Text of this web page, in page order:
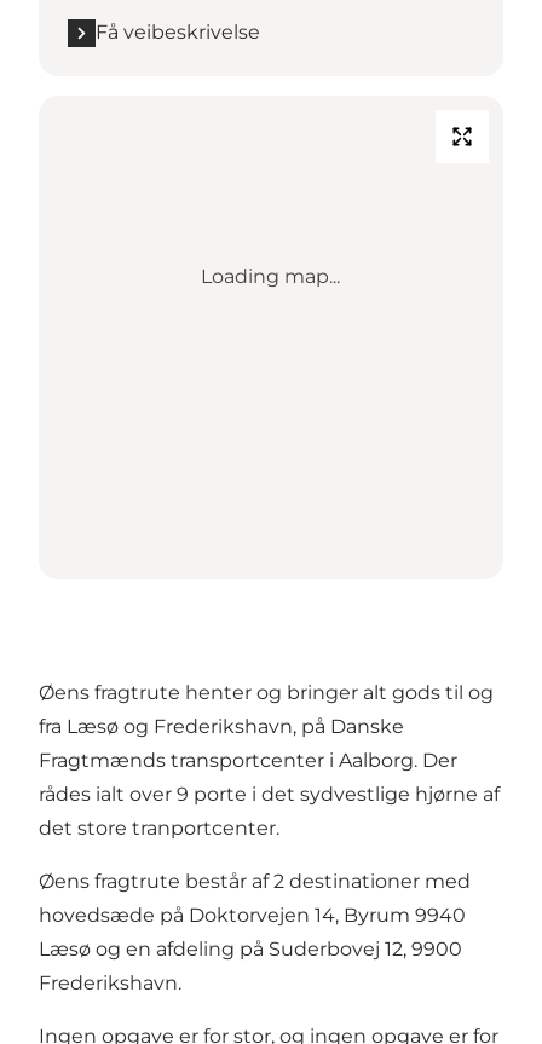
Få veibeskrivelse
Loading map...
Øens fragtrute henter og bringer alt gods til og
fra Læsø og Frederikshavn, på Danske
Fragtmænds transportcenter i Aalborg. Der
rådes ialt over 9 porte i det sydvestlige hjørne af
det store tranportcenter.
Øens fragtrute består af 2 destinationer med
hovedsæde på Doktorvejen 14, Byrum 9940
Læsø og en afdeling på Suderbovej 12, 9900
Frederikshavn.
Ingen opgave er for stor, og ingen opgave er for